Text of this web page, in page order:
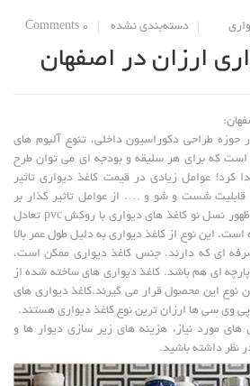
دسته‌بندی نشده 0 Comments
ارزان در اصفهان
طراحی دکوراسیون داخلی، تنوع آلبوم های
است که برای هر سلیقه و بودجه ای می توان طرح
کرد! عوامل زیادی در قیمت کاغذ دیواری تاثیر
شست و شو و …. از عوامل تاثیر گذار بر
قیمت کاغذ دیواری هستند. با ظهور نسل نو کاغذ های دیواری با روکش pvc تعادل
این نوع از کاغذ دیواری به دلیل طول عمر بالا
ای که دارند. جنس کاغذ دیواری ممکن است،
پارچه ای هم باشد. کاغذ دیواری های ساخته شده از
نوع این محصول قرار می گیرند.کاغذ دیواری های
پی وی سی ها ارزان ترین نوع کاغذ دیواری هستند.
های مورد نیاز، هزینه های زیر سازی دیوار ها و
نظر داشته باشید.